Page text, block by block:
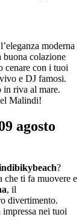
moderna
buona colazione
cenare con i tuoi
e DJ famosi.
in riva al mare.
Malindi!
agosto
?
che ti fa muovere e
, il
divertimento.
impressa nei tuoi